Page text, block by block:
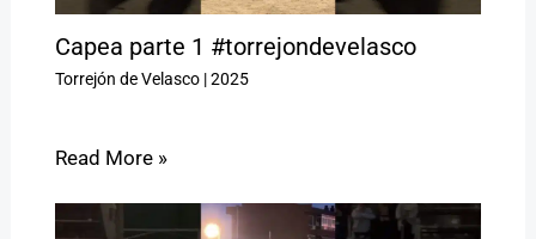
Capea parte 1 #torrejondevelasco
Torrejón de Velasco|2025
Read More »